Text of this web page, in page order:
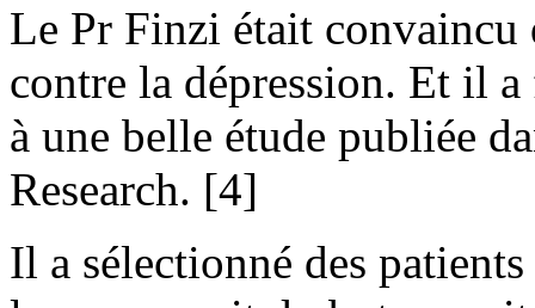
Le Pr Finzi était convaincu
contre la dépression. Et il
à une belle étude publiée
Research. [4]
Il a sélectionné des